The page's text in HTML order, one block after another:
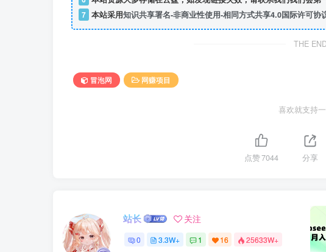
7 本站采用知识共享署名-非商业性使用-相同方式共享4.0国际许可协
THE
冒泡网 网赚项目
喜欢就支持
点赞7044 分享
站长 关注
0 3.3W+ 1 16 25633W+